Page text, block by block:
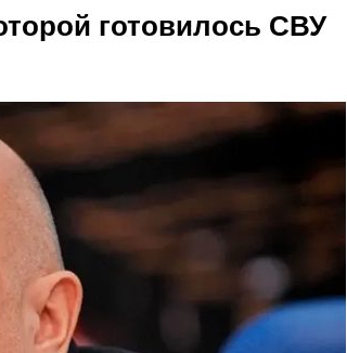
готовилось СВУ